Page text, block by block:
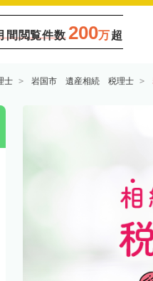
間閲覧件数 200万超
士 岩国市 遺産相続 税理士